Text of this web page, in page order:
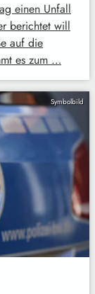
einen Unfall
berichtet will
auf die
es zum …
Symbolbild